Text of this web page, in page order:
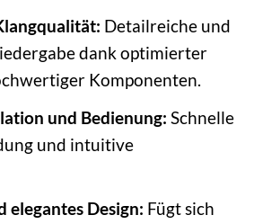
Detailreiche und
dank optimierter
Komponenten.
und Bedienung: Schnelle
und intuitive
elegantes Design: Fügt sich